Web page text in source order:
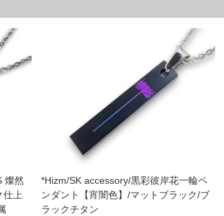
燦然
仕上
*Hizm/SK accessory/黒彩彼岸花一輪ペ
ンダント【宵闇色】/マットブラック/ブ
ラックチタン